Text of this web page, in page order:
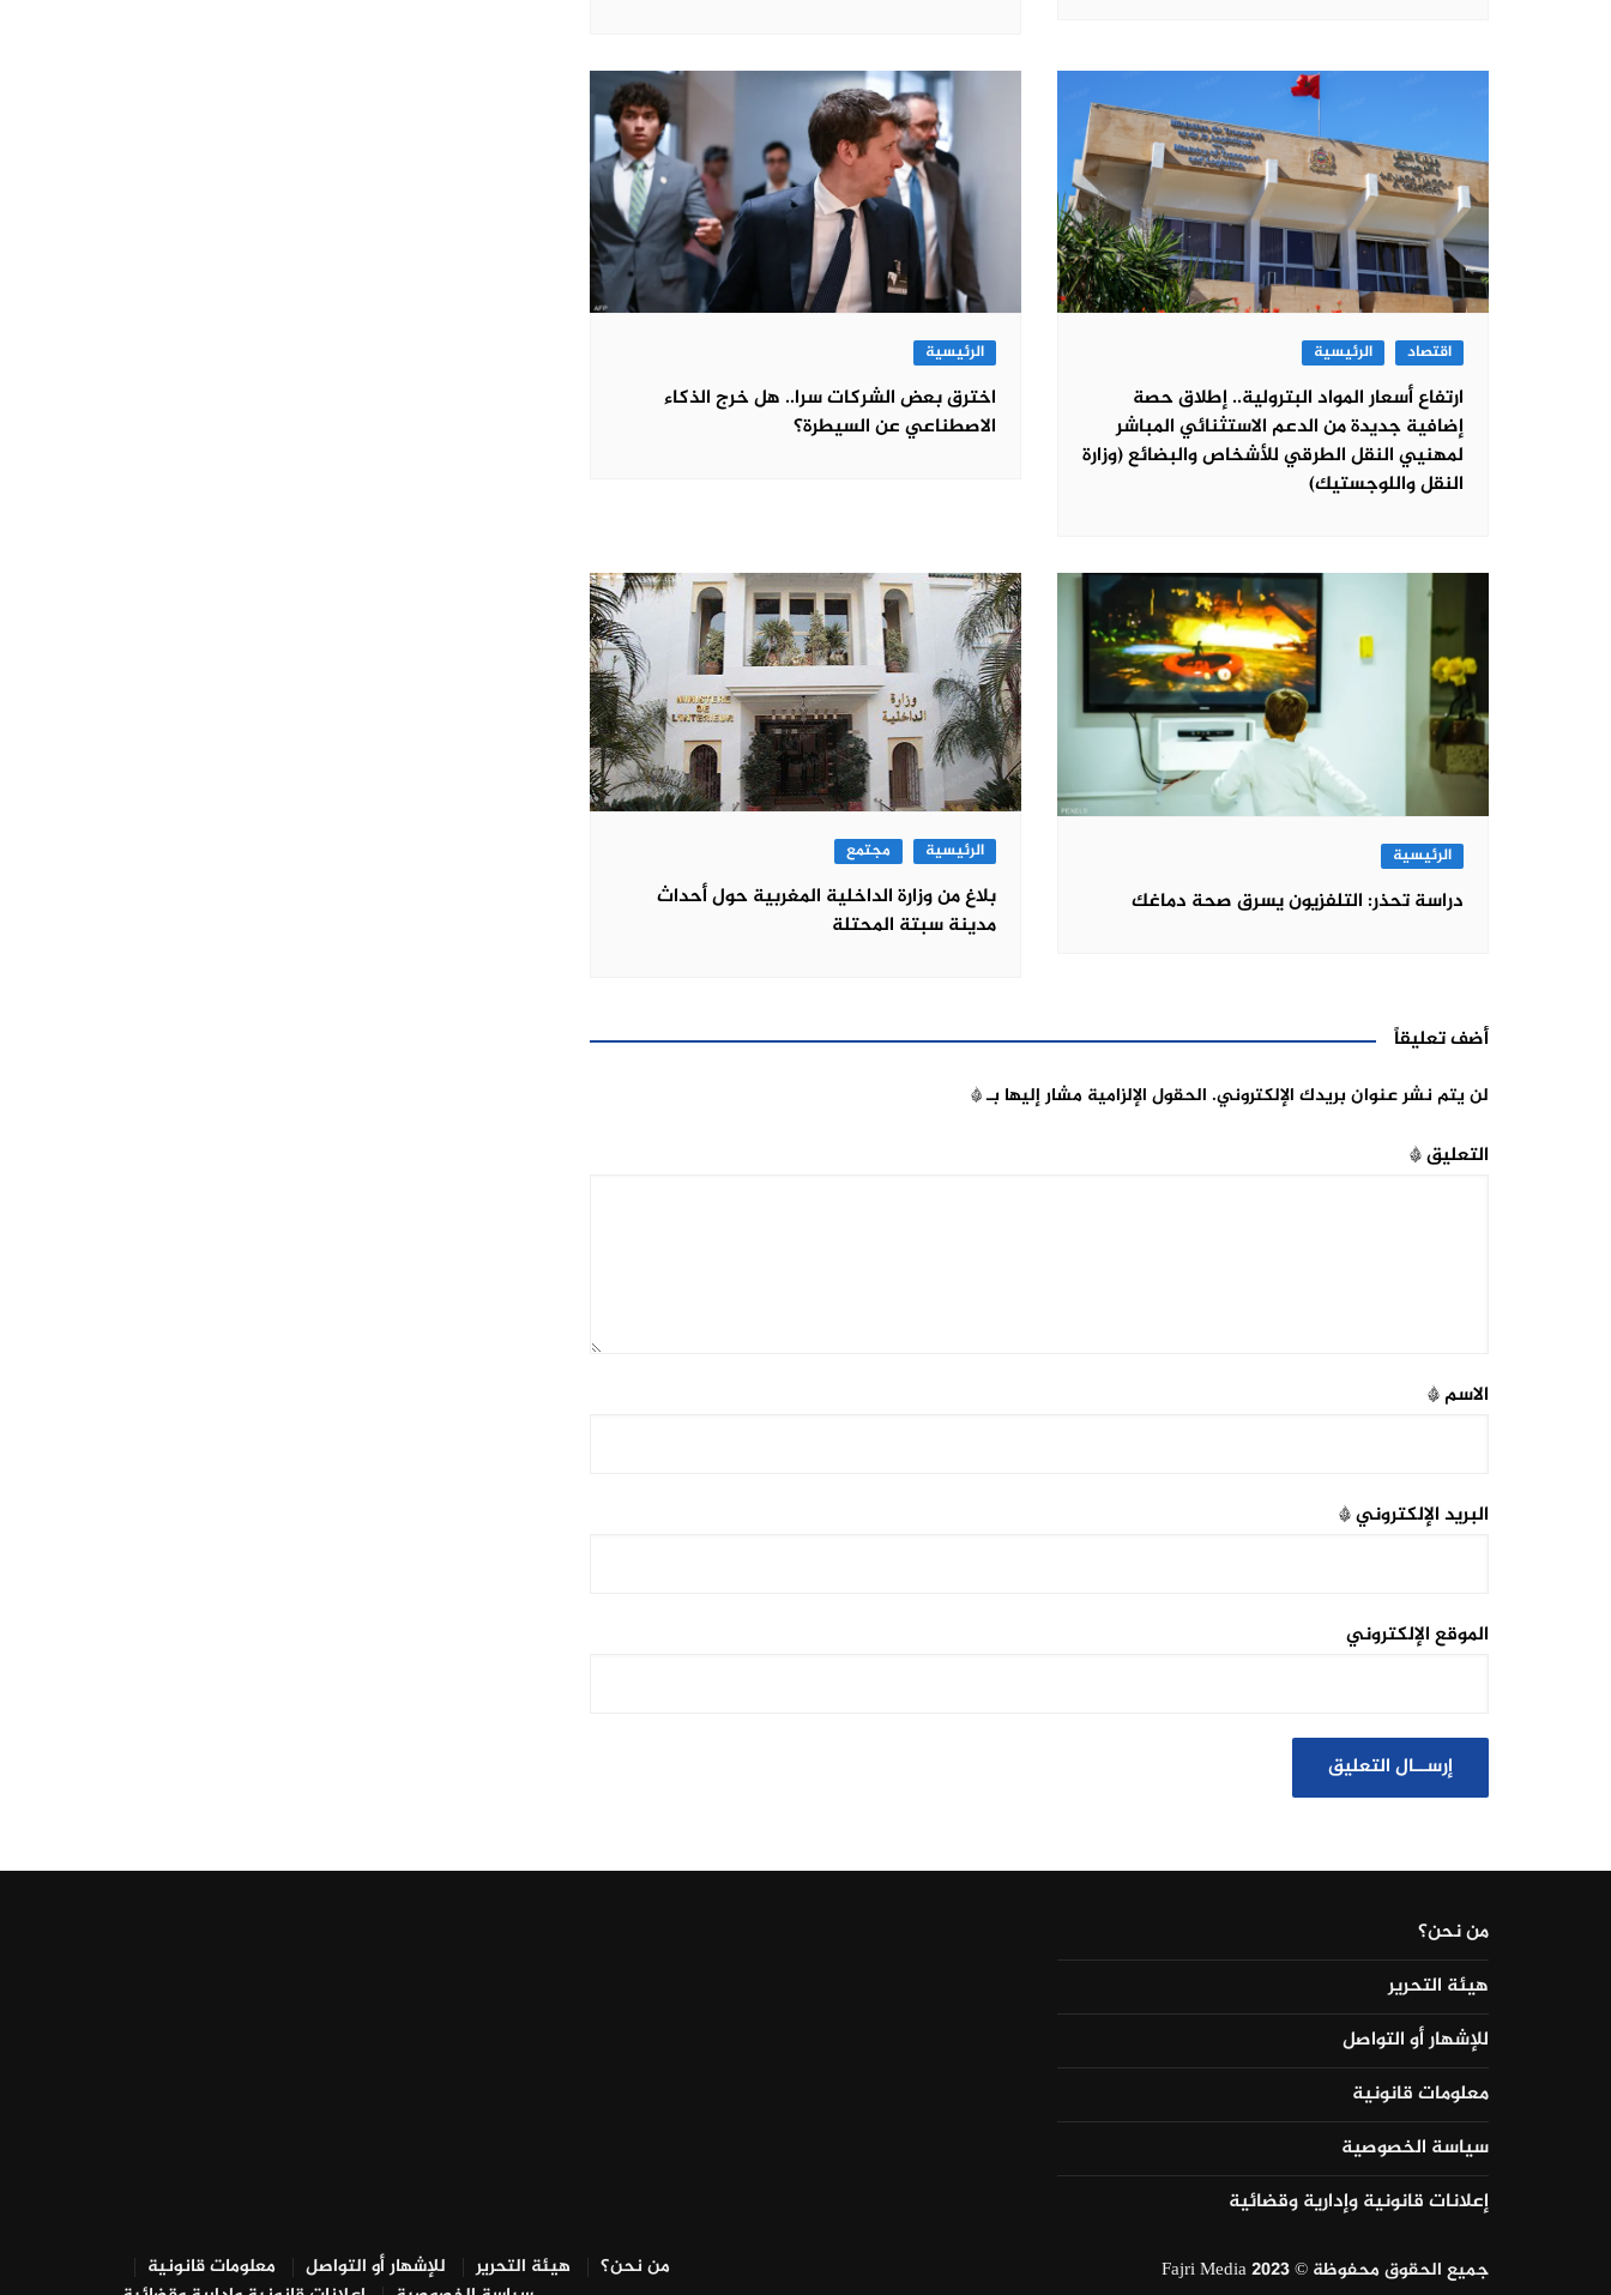
اقتصاد الرئيسية
ارتفاع أسعار المواد البترولية.. إطلاق حصة
إضافية جديدة من الدعم الاستثنائي المباشر
لمهنيي النقل الطرقي للأشخاص والبضائع (وزارة
النقل واللوجستيك)
الرئيسية
اخترق بعض الشركات سرا.. هل خرج الذكاء
الاصطناعي عن السيطرة؟
الرئيسية
دراسة تحذر: التلفزيون يسرق صحة دماغك
الرئيسية مجتمع
بلاغ من وزارة الداخلية المغربية حول أحداث
مدينة سبتة المحتلة
أضف تعليقاً
لن يتم نشر عنوان بريدك الإلكتروني. الحقول الإلزامية مشار إليها بـ*
التعليق*
الاسم*
البريد الإلكتروني*
الموقع الإلكتروني
من نحن؟
هيئة التحرير
للإشهار أو التواصل
معلومات قانونية
سياسة الخصوصية
إعلانات قانونية وإدارية وقضائية
جميع الحقوق محفوظة © Fajri Media 2023 من نحن؟ هيئة التحرير للإشهار أو التواصل
معلومات قانونية